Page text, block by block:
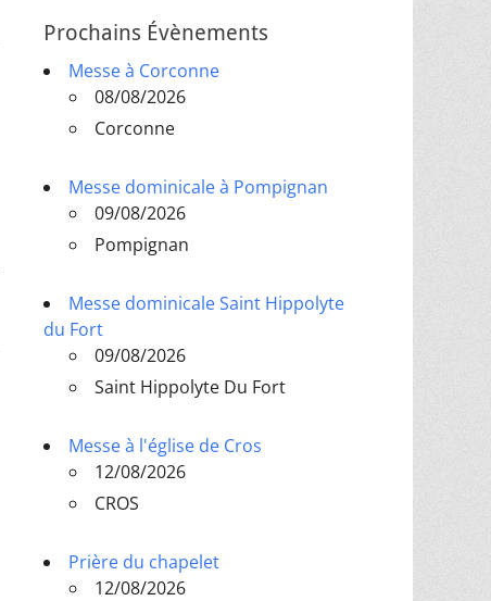
Prochains Évènements
Messe à Corconne
08/08/2026
Corconne
Messe dominicale à Pompignan
09/08/2026
Pompignan
Messe dominicale Saint Hippolyte
du Fort
09/08/2026
Saint Hippolyte Du Fort
Messe à l'église de Cros
12/08/2026
CROS
Prière du chapelet
12/08/2026